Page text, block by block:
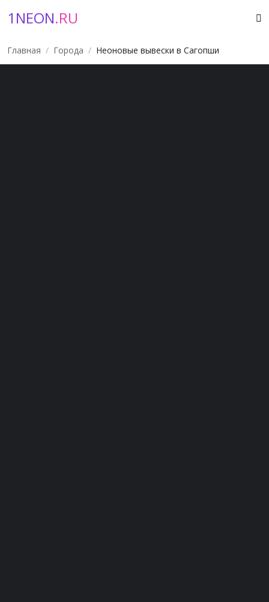
1NEON.RU
Главная Города Неоновые вывески в Сагопши